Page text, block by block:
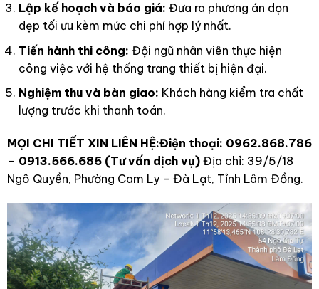
Lập kế hoạch và báo giá: Đưa ra phương án dọn
dẹp tối ưu kèm mức chi phí hợp lý nhất.
Tiến hành thi công: Đội ngũ nhân viên thực hiện
công việc với hệ thống trang thiết bị hiện đại.
Nghiệm thu và bàn giao: Khách hàng kiểm tra chất
lượng trước khi thanh toán.
MỌI CHI TIẾT XIN LIÊN HỆ:Điện thoại: 0962.868.786
– 0913.566.685 (Tư vấn dịch vụ) Địa chỉ: 39/5/18
Ngô Quyền, Phường Cam Ly – Đà Lạt, Tỉnh Lâm Đồng.